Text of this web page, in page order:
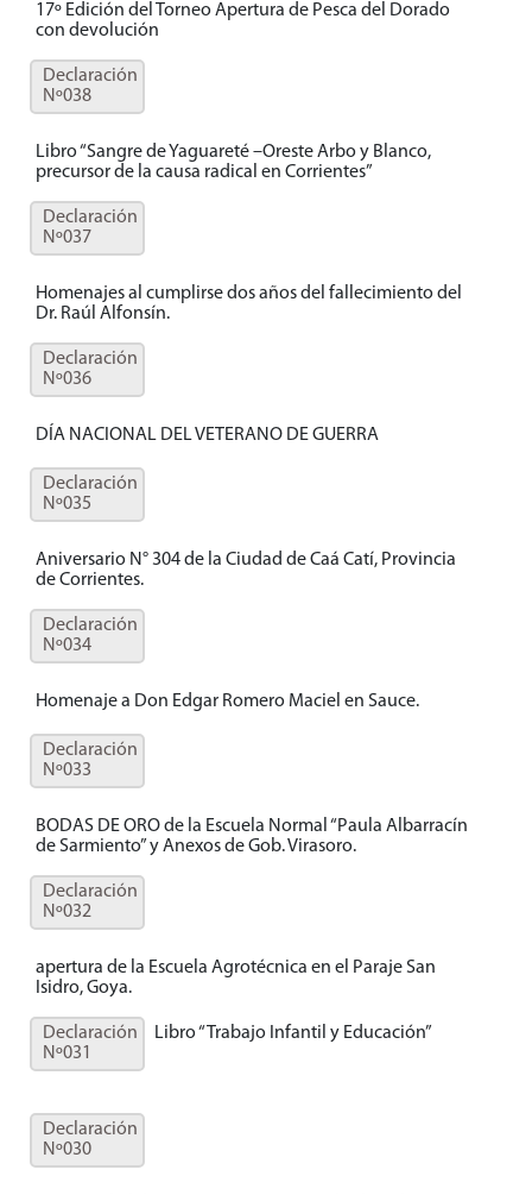
17º Edición del Torneo Apertura de Pesca del Dorado
con devolución
Declaración
Nº038
Libro “Sangre de Yaguareté –Oreste Arbo y Blanco,
precursor de la causa radical en Corrientes”
Declaración
Nº037
Homenajes al cumplirse dos años del fallecimiento del
Dr. Raúl Alfonsín.
Declaración
Nº036
DÍA NACIONAL DEL VETERANO DE GUERRA
Declaración
Nº035
Aniversario N° 304 de la Ciudad de Caá Catí, Provincia
de Corrientes.
Declaración
Nº034
Homenaje a Don Edgar Romero Maciel en Sauce.
Declaración
Nº033
BODAS DE ORO de la Escuela Normal “Paula Albarracín
de Sarmiento” y Anexos de Gob. Virasoro.
Declaración
Nº032
apertura de la Escuela Agrotécnica en el Paraje San
Isidro, Goya.
Declaración
Nº031
Libro “Trabajo Infantil y Educación”
Declaración
Nº030